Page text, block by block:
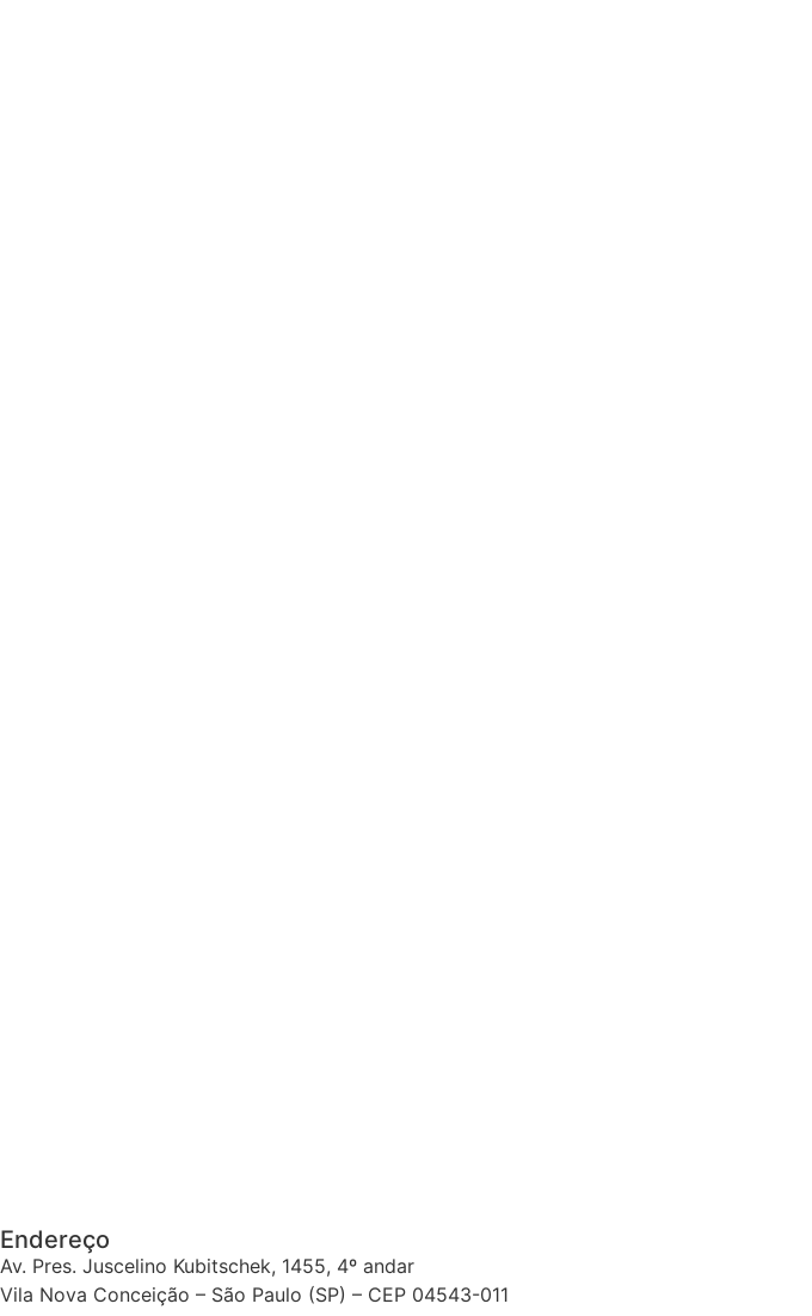
Endereço
Av. Pres. Juscelino Kubitschek, 1455, 4º andar
Vila Nova Conceição – São Paulo (SP) – CEP 04543-011